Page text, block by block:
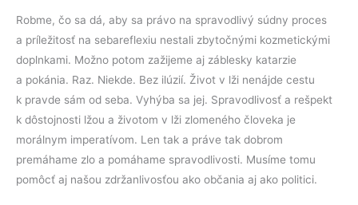
Robme, čo sa dá, aby sa právo na spravodlivý súdny proces
a príležitosť na sebareflexiu nestali zbytočnými kozmetickými
doplnkami. Možno potom zažijeme aj záblesky katarzie
a pokánia. Raz. Niekde. Bez ilúzií. Život v lži nenájde cestu
k pravde sám od seba. Vyhýba sa jej. Spravodlivosť a rešpekt
k dôstojnosti lžou a životom v lži zlomeného človeka je
morálnym imperatívom. Len tak a práve tak dobrom
premáhame zlo a pomáhame spravodlivosti. Musíme tomu
pomôcť aj našou zdržanlivosťou ako občania aj ako politici.